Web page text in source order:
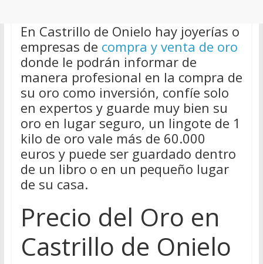
En Castrillo de Onielo hay joyerías o
empresas de compra y venta de oro
donde le podrán informar de
manera profesional en la compra de
su oro como inversión, confíe solo
en expertos y guarde muy bien su
oro en lugar seguro, un lingote de 1
kilo de oro vale más de 60.000
euros y puede ser guardado dentro
de un libro o en un pequeño lugar
de su casa.
Precio del Oro en
Castrillo de Onielo